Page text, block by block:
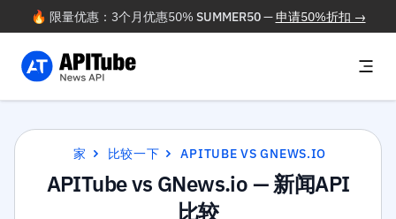
🔥 限量优惠：3个月优惠50% SUMMER50—申请50%折扣 →
家 比较一下 APITUBE VS GNEWS.IO
APITube vs GNews.io — 新闻API
比较